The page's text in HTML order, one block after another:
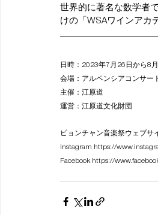
世界的に著名な数学者
けの「WSAワインアカ
日時：2023年7月26日から8
会場：アルペンシアコンサー
主催：江原道
運営：江原道文化財団
ピョンチャン音楽祭ウェブ
Instagram https://
Facebook https://